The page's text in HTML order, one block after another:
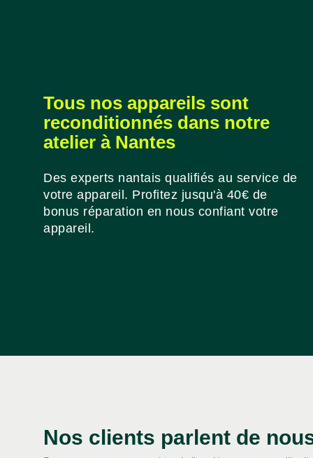
Tous nos appareils sont
reconditionnés dans notre
atelier à Nantes
Des experts nantais qualifiés au service de
votre appareil. Profitez jusqu'à 40€ de
bonus réparation en nous confiant votre
appareil.
Nos clients parlent de